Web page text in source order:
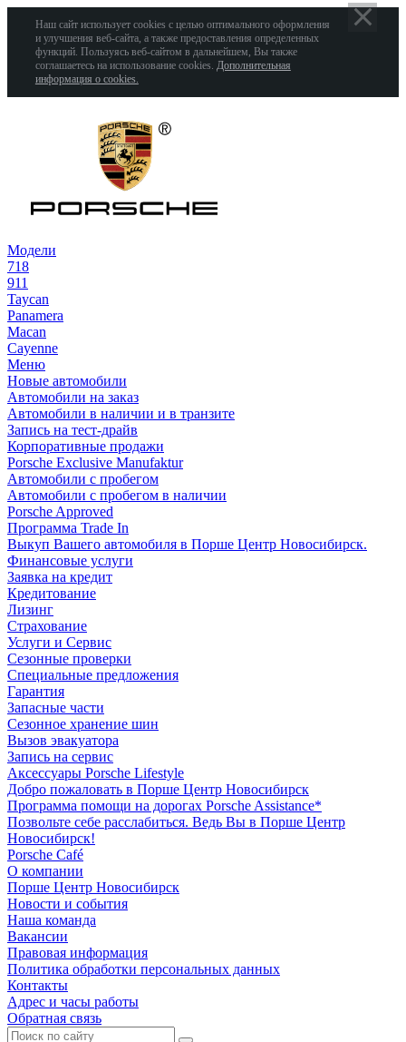
Наш сайт использует cookies с целью оптимального оформления
и улучшения веб-сайта, а также предоставления определенных
функций. Пользуясь веб-сайтом в дальнейшем, Вы также
соглашаетесь на использование cookies. Дополнительная
информация о cookies.
Модели
718
911
Taycan
Panamera
Macan
Cayenne
Меню
Новые автомобили
Автомобили на заказ
Автомобили в наличии и в транзите
Запись на тест-драйв
Корпоративные продажи
Porsche Exclusive Manufaktur
Автомобили с пробегом
Автомобили с пробегом в наличии
Porsche Approved
Программа Trade In
Выкуп Вашего автомобиля в Порше Центр Новосибирск.
Финансовые услуги
Заявка на кредит
Кредитование
Лизинг
Страхование
Услуги и Сервис
Сезонные проверки
Специальные предложения
Гарантия
Запасные части
Сезонное хранение шин
Вызов эвакуатора
Запись на сервис
Аксессуары Porsche Lifestyle
Добро пожаловать в Порше Центр Новосибирск
Программа помощи на дорогах Porsche Assistance*
Позвольте себе расслабиться. Ведь Вы в Порше Центр
Новосибирск!
Porsche Café
О компании
Порше Центр Новосибирск
Новости и события
Наша команда
Вакансии
Правовая информация
Политика обработки персональных данных
Контакты
Адрес и часы работы
Обратная связь